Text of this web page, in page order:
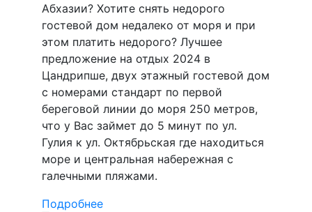
Абхазии? Хотите снять недорого
гостевой дом недалеко от моря и при
этом платить недорого? Лучшее
предложение на отдых 2024 в
Цандрипше, двух этажный гостевой дом
с номерами стандарт по первой
береговой линии до моря 250 метров,
что у Вас займет до 5 минут по ул.
Гулия к ул. Октябрьская где находиться
море и центральная набережная с
галечными пляжами.
Подробнее